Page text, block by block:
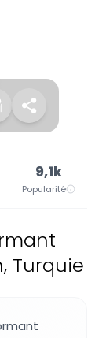
9,1k
Popularité
Turquie